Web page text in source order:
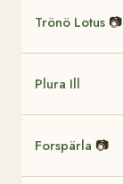
Trönö Lotus 📷
Plura Ill
Forspärla 📷